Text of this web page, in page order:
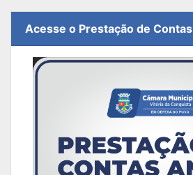
Acesse o Prestação de Contas